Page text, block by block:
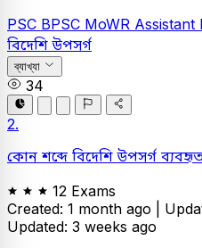
PSC BPSC MoWR
বিদেশি উপসর্গ
ব্যাখ্যা
34
2.
কোন শব্দে বিদেশি উপসর্গ
12 Exams
Created: 1 month ago |
Updated: 3 weeks ago